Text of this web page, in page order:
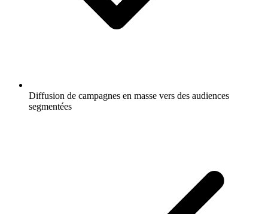
Diffusion de campagnes en masse vers des audiences
segmentées